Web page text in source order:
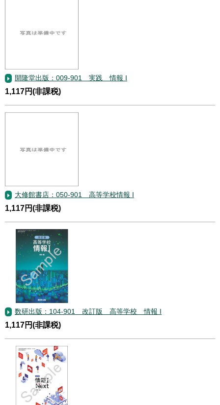
開隆堂出版：009-901 実践 情報 I
1,117円(非課税)
大修館書店：050-901 高等学校情報 I
1,117円(非課税)
数研出版：104-901 改訂版 高等学校 情報 I
1,117円(非課税)